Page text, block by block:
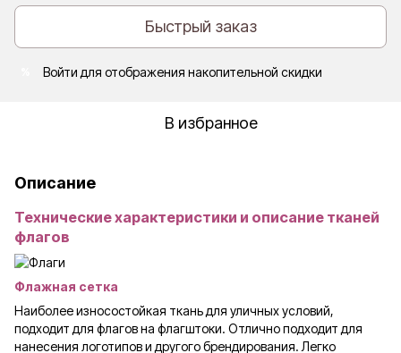
Быстрый заказ
Войти для отображения накопительной скидки
В избранное
Описание
Технические характеристики и описание тканей
флагов
Флажная сетка
Наиболее износостойкая ткань для уличных условий,
подходит для флагов на флагштоки. Отлично подходит для
нанесения логотипов и другого брендирования. Легко